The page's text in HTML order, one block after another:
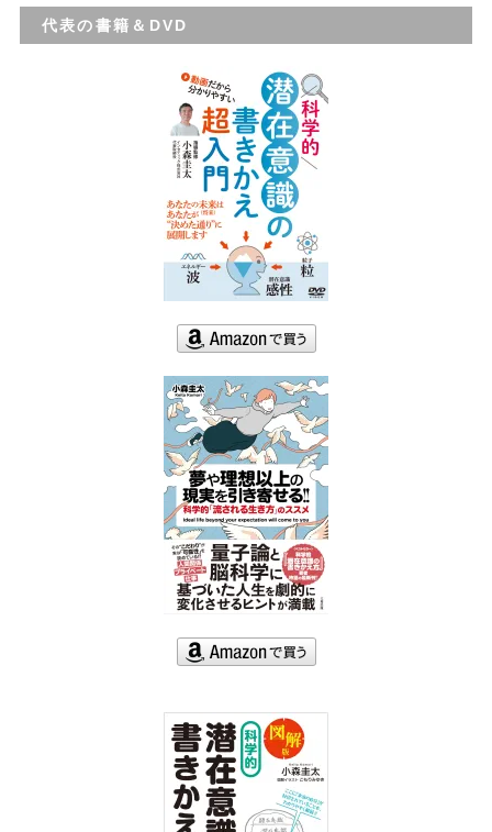
代表の書籍＆DVD